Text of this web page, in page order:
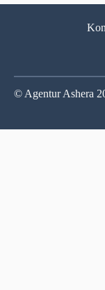
© Agentur Ashera